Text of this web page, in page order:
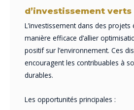
d’investissement verts
L’investissement dans des
manière efficace d’allier
positif sur l’environnement. Ces
encouragent les contribuables à
durables.
Les opportunités principales :